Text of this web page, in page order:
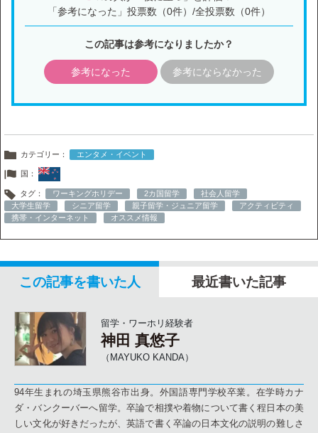
「参考になった」投票数（0件）/全投票数（0件）
この記事は参考になりましたか？
参考になった 参考にならなかった
カテゴリー： エンタメ・イベント
国：
タグ： ワーキングホリデー 2カ国留学
社会人留学
大学生留学
シニア留学 親子留学・ジュニア留学
アクティビティ
携帯・インターネット
オススメ情報
この記事を書いた人 最近書いた記事
留学・ワーホリ経験者
神田 真悠子
（MAYUKO KANDA）
94年生まれの埼玉県熊谷市出身。外国語専門学校卒業。在学時カナ
ダ・バンクーバーへ留学。卒論で相撲や着物について書く程日本の美
しい文化が好きだったが、英語で書く卒論の日本文化の説明の難しさ